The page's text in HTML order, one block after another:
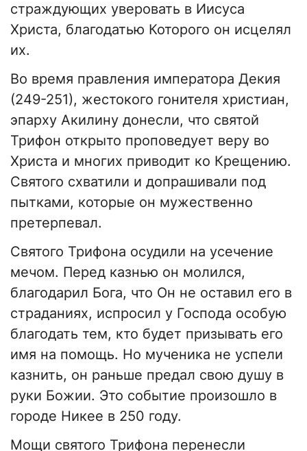
страждующих уверовать в Иисуса
Христа, благодатью Которого он исцелял
их.
Во время правления императора Декия
(249-251), жестокого гонителя христиан,
эпарху Акилину донесли, что святой
Трифон открыто проповедует веру во
Христа и многих приводит ко Крещению.
Святого схватили и допрашивали под
пытками, которые он мужественно
претерпевал.
Святого Трифона осудили на усечение
мечом. Перед казнью он молился,
благодарил Бога, что Он не оставил его в
страданиях, испросил у Господа особую
благодать тем, кто будет призывать его
имя на помощь. Но мученика не успели
казнить, он раньше предал свою душу в
руки Божии. Это событие произошло в
городе Никее в 250 году.
Мощи святого Трифона перенесли